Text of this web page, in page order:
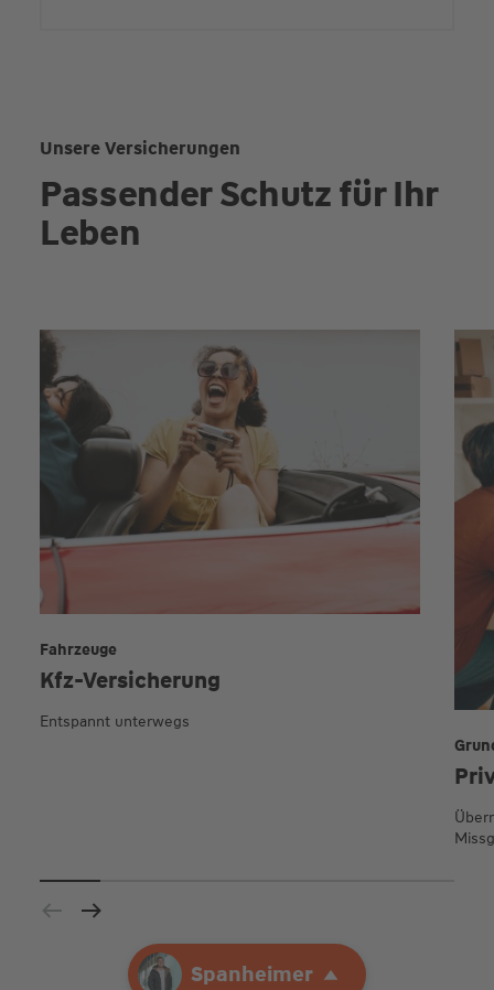
Ihre AgenturSpanheimer
Spanheimer
Unsere Versicherungen
Passender Schutz für Ihr
Leben
Kfz-Versicherung
Fahrzeuge
Entspannt unterwegs